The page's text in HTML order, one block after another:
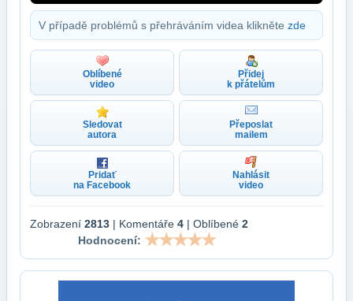
V případě problémů s přehráváním videa klikněte zde
Oblíbené
video
Přidej
k přátelům
Sledovat
autora
Přeposlat
mailem
Pridať
na Facebook
Nahlásit
video
Zobrazení 2813 | Komentáře 4 | Oblíbené 2
Hodnocení: